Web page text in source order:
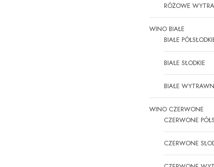
RÓŻOWE
WINO BIAŁE
BIAŁE
BIAŁE SŁODKIE
BIAŁE
WINO CZERWONE
CZERWONE
CZERWONE